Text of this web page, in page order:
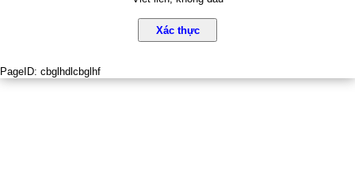
Xác thực
PageID: cbglhdlcbglhf